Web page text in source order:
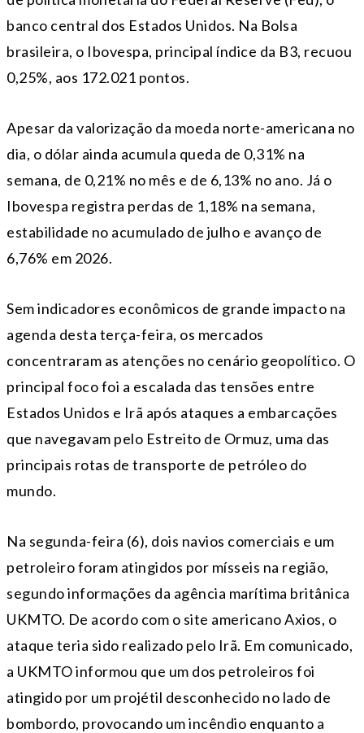
banco central dos Estados Unidos. Na Bolsa
brasileira, o Ibovespa, principal índice da B3, recuou
0,25%, aos 172.021 pontos.
Apesar da valorização da moeda norte-americana no
dia, o dólar ainda acumula queda de 0,31% na
semana, de 0,21% no mês e de 6,13% no ano. Já o
Ibovespa registra perdas de 1,18% na semana,
estabilidade no acumulado de julho e avanço de
6,76% em 2026.
Sem indicadores econômicos de grande impacto na
agenda desta terça-feira, os mercados
concentraram as atenções no cenário geopolítico. O
principal foco foi a escalada das tensões entre
Estados Unidos e Irã após ataques a embarcações
que navegavam pelo Estreito de Ormuz, uma das
principais rotas de transporte de petróleo do
mundo.
Na segunda-feira (6), dois navios comerciais e um
petroleiro foram atingidos por mísseis na região,
segundo informações da agência marítima britânica
UKMTO. De acordo com o site americano Axios, o
ataque teria sido realizado pelo Irã. Em comunicado,
a UKMTO informou que um dos petroleiros foi
atingido por um projétil desconhecido no lado de
bombordo, provocando um incêndio enquanto a